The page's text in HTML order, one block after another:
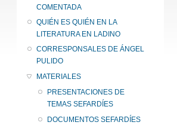
COMENTADA
QUIÉN ES QUIÉN EN LA
LITERATURA EN LADINO
CORRESPONSALES DE ÁNGEL
PULIDO
MATERIALES
PRESENTACIONES DE
TEMAS SEFARDÍES
DOCUMENTOS SEFARDÍES